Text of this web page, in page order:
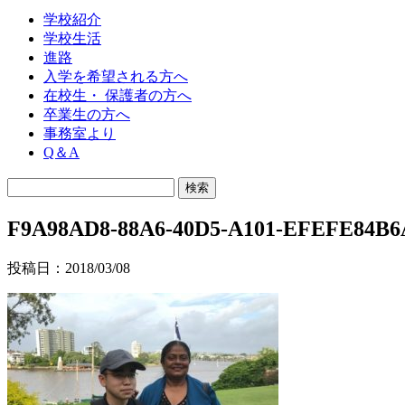
学校紹介
学校生活
進路
入学を希望される方へ
在校生・ 保護者の方へ
卒業生の方へ
事務室より
Q＆A
F9A98AD8-88A6-40D5-A101-
投稿日：2018/03/08